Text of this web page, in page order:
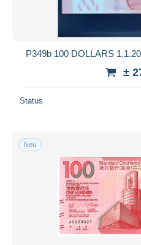
P349b 100 DOLLARS
±
Status
Neu